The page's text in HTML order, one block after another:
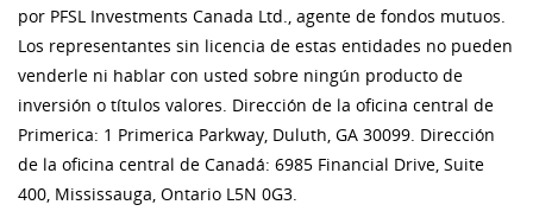
por PFSL Investments Canada Ltd., agente de fondos mutuos.
Los representantes sin licencia de estas entidades no pueden
venderle ni hablar con usted sobre ningún producto de
inversión o títulos valores. Dirección de la oficina central de
Primerica: 1 Primerica Parkway, Duluth, GA 30099. Dirección
de la oficina central de Canadá: 6985 Financial Drive, Suite
400, Mississauga, Ontario L5N 0G3.